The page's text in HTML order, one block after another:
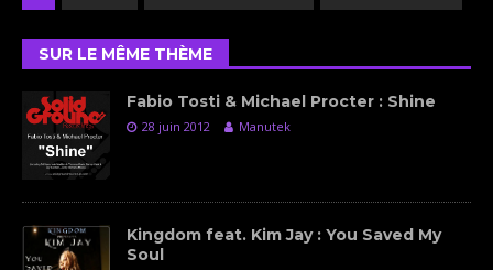
SUR LE MÊME THÈME
Fabio Tosti & Michael Procter : Shine
28 juin 2012 Manutek
Kingdom feat. Kim Jay : You Saved My
Soul